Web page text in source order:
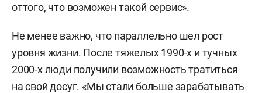
оттого, что возможен такой сервис».
Не менее важно, что параллельно шел рост
уровня жизни. После тяжелых 1990-х и тучных
2000-х люди получили возможность тратиться
на свой досуг. «Мы стали больше зарабатывать